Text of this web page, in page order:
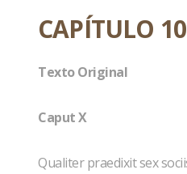
CAPÍTULO 10
Texto Original
Caput X
Qualiter praedixit sex